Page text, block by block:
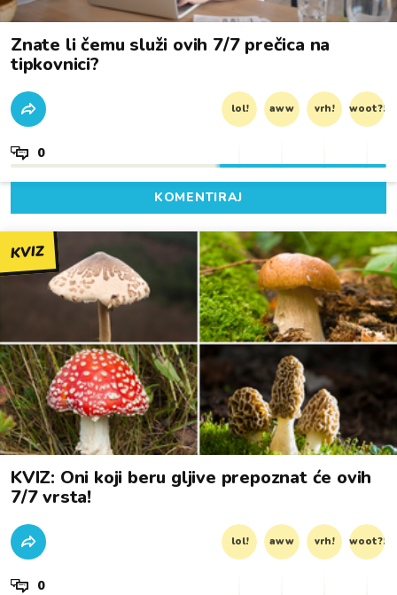
Znate li čemu služi ovih 7/7 prečica na
tipkovnici?
lol! aww vrh! woot?!
0
KOMENTIRAJ
KVIZ
KVIZ: Oni koji beru gljive prepoznat će ovih
7/7 vrsta!
lol! aww vrh! woot?!
0